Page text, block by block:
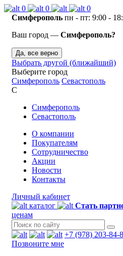
0 0
0
Симферополь пн - пт: 9:00 -
Ваш город — Симферополь?
Да, все верно
Выбрать другой (ближайший)
Выберите город
Симферополь Севастополь
С
Симферополь
Севастополь
О компании
Покупателям
Сотрудничество
Акции
Новости
Контакты
Личный кабинет
каталог
Стать
ценам
+7 (978) 203-84-
Позвоните мне